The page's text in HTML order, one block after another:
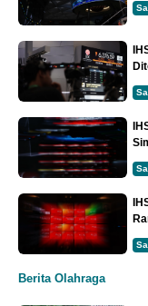
Berita Olahraga